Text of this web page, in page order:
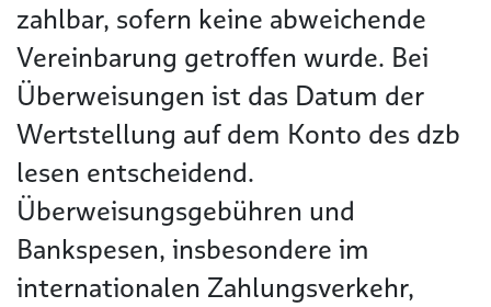
zahlbar, sofern keine abweichende
Vereinbarung getroffen wurde. Bei
Überweisungen ist das Datum der
Wertstellung auf dem Konto des dzb
lesen entscheidend.
Überweisungsgebühren und
Bankspesen, insbesondere im
internationalen Zahlungsverkehr,